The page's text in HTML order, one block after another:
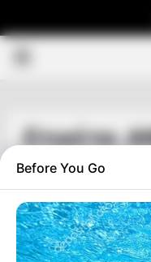
Ετικέτα:
ΣΤΑΜΑΤΗΣΤΕ
ΑΝΘΡΩΠΙΝΟΥ
ΑΝΗΚΟΥΝ
Before You Go